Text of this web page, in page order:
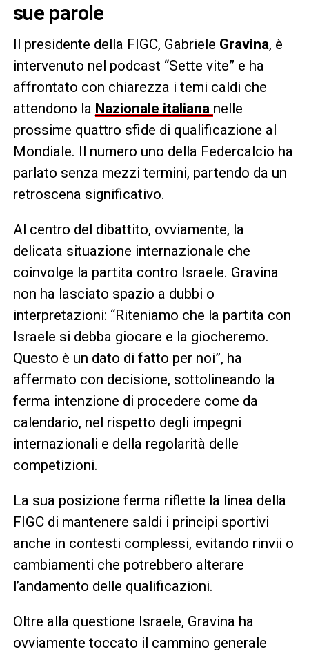
sue parole
Il presidente della FIGC, Gabriele Gravina, è
intervenuto nel podcast “Sette vite” e ha
affrontato con chiarezza i temi caldi che
attendono la Nazionale italiana nelle
prossime quattro sfide di qualificazione al
Mondiale. Il numero uno della Federcalcio ha
parlato senza mezzi termini, partendo da un
retroscena significativo.
Al centro del dibattito, ovviamente, la
delicata situazione internazionale che
coinvolge la partita contro Israele. Gravina
non ha lasciato spazio a dubbi o
interpretazioni: “Riteniamo che la partita con
Israele si debba giocare e la giocheremo.
Questo è un dato di fatto per noi”, ha
affermato con decisione, sottolineando la
ferma intenzione di procedere come da
calendario, nel rispetto degli impegni
internazionali e della regolarità delle
competizioni.
La sua posizione ferma riflette la linea della
FIGC di mantenere saldi i principi sportivi
anche in contesti complessi, evitando rinvii o
cambiamenti che potrebbero alterare
l’andamento delle qualificazioni.
Oltre alla questione Israele, Gravina ha
ovviamente toccato il cammino generale